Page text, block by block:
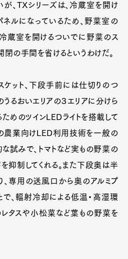
が、TXシリーズは、冷蔵室を開け
ルになっているため、野菜室の
蔵室を開けるついでに野菜のス
閉の手間を省けるというわけだ。
ット、下段手前には仕切りのつ
るおいエリアの３エリアに分けら
めのツインLEDライトを搭載して
農業向けLED利用技術を一般の
試みで、トマトなど実もの野菜の
抑制してくれる。また下段奥は半
、専用の送風口から奥のアルミプ
で、輻射冷却による低温・高湿環
タスや小松菜など葉もの野菜を